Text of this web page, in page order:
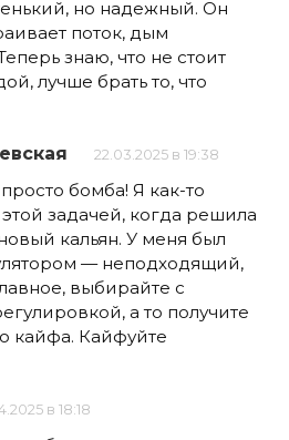
но надежный. Он
поток, дым
знаю, что не стоит
лучше брать то, что
22.03.2025 в 19:38
бомба! Я как-то
этой задачей, когда решила
кальян. У меня был
— неподходящий,
выбирайте с
а то получите
кайфа. Кайфуйте
в 18:18